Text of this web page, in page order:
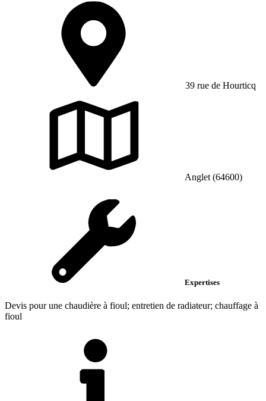
39 rue de Hourticq
Anglet (64600)
Expertises
Devis pour une chaudière à fioul; entretien de radiateur; chauffage à
fioul